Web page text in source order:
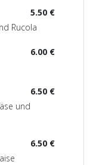
5.50 €
Rucola
6.00 €
6.50 €
und
6.50 €